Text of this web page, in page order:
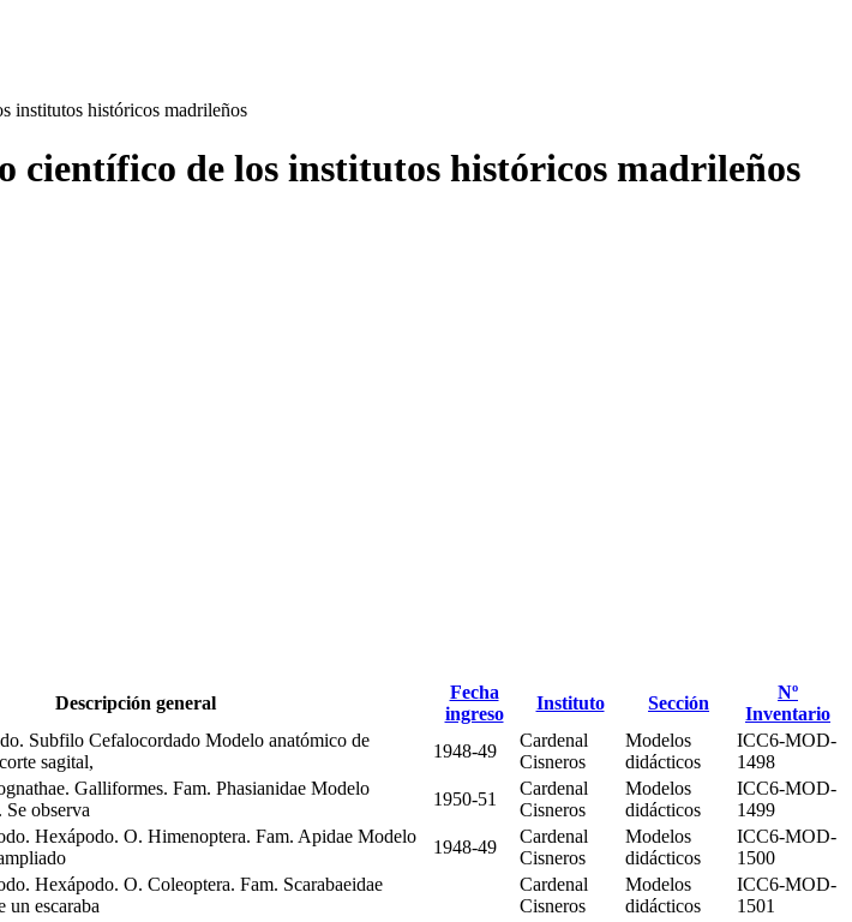
institutos históricos madrileños
científico de los institutos históricos madrileños
Descripción general
Fecha
ingreso
Instituto Sección
Nº
Inventario
Subfilo Cefalocordado Modelo anatómico de
sagital,
1948-49
Cardenal
Cisneros
Modelos
didácticos
ICC6-MOD-
1498
Galliformes. Fam. Phasianidae Modelo
observa
1950-51
Cardenal
Cisneros
Modelos
didácticos
ICC6-MOD-
1499
Hexápodo. O. Himenoptera. Fam. Apidae Modelo
1948-49
Cardenal
Cisneros
Modelos
didácticos
ICC6-MOD-
1500
Hexápodo. O. Coleoptera. Fam. Scarabaeidae
un escaraba
Cardenal
Cisneros
Modelos
didácticos
ICC6-MOD-
1501